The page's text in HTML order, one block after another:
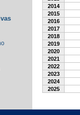
2014
2015
2016
2017
2018
2019
2020
2021
2022
2023
2024
2025